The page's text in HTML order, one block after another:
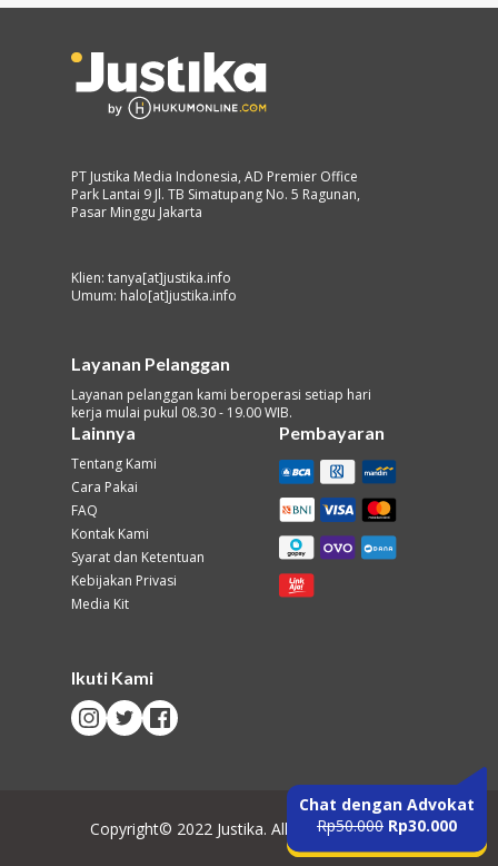
Chat dengan Advokat
Rp50.000 Rp30.000
PT Justika Media Indonesia, AD Premier Office
Park Lantai 9 Jl. TB Simatupang No. 5 Ragunan,
Pasar Minggu Jakarta
Klien: tanya[at]justika.info
Umum: halo[at]justika.info
Layanan Pelanggan
Layanan pelanggan kami beroperasi setiap hari
kerja mulai pukul 08.30 - 19.00 WIB.
Lainnya
Tentang Kami
Cara Pakai
FAQ
Kontak Kami
Syarat dan Ketentuan
Kebijakan Privasi
Media Kit
Ikuti Kami
Pembayaran
Copyright© 2022 Justika. All Rights Reserved